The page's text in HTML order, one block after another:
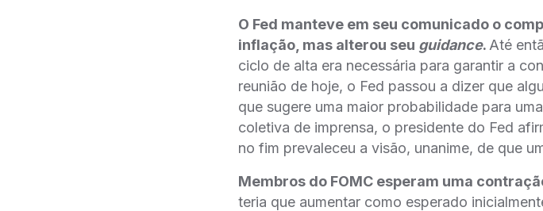
O Fed manteve em seu comunicado o
inflação, mas alterou seu guidance.Até
ciclo de alta era necessária para garantir a
reunião de hoje, o Fed passou a dizer que
que sugere uma maior probabilidade para
coletiva de imprensa, o presidente do Fed
no fim prevaleceu a visão, unanime, de que
Membros do FOMC esperam uma
teria que aumentar como esperado